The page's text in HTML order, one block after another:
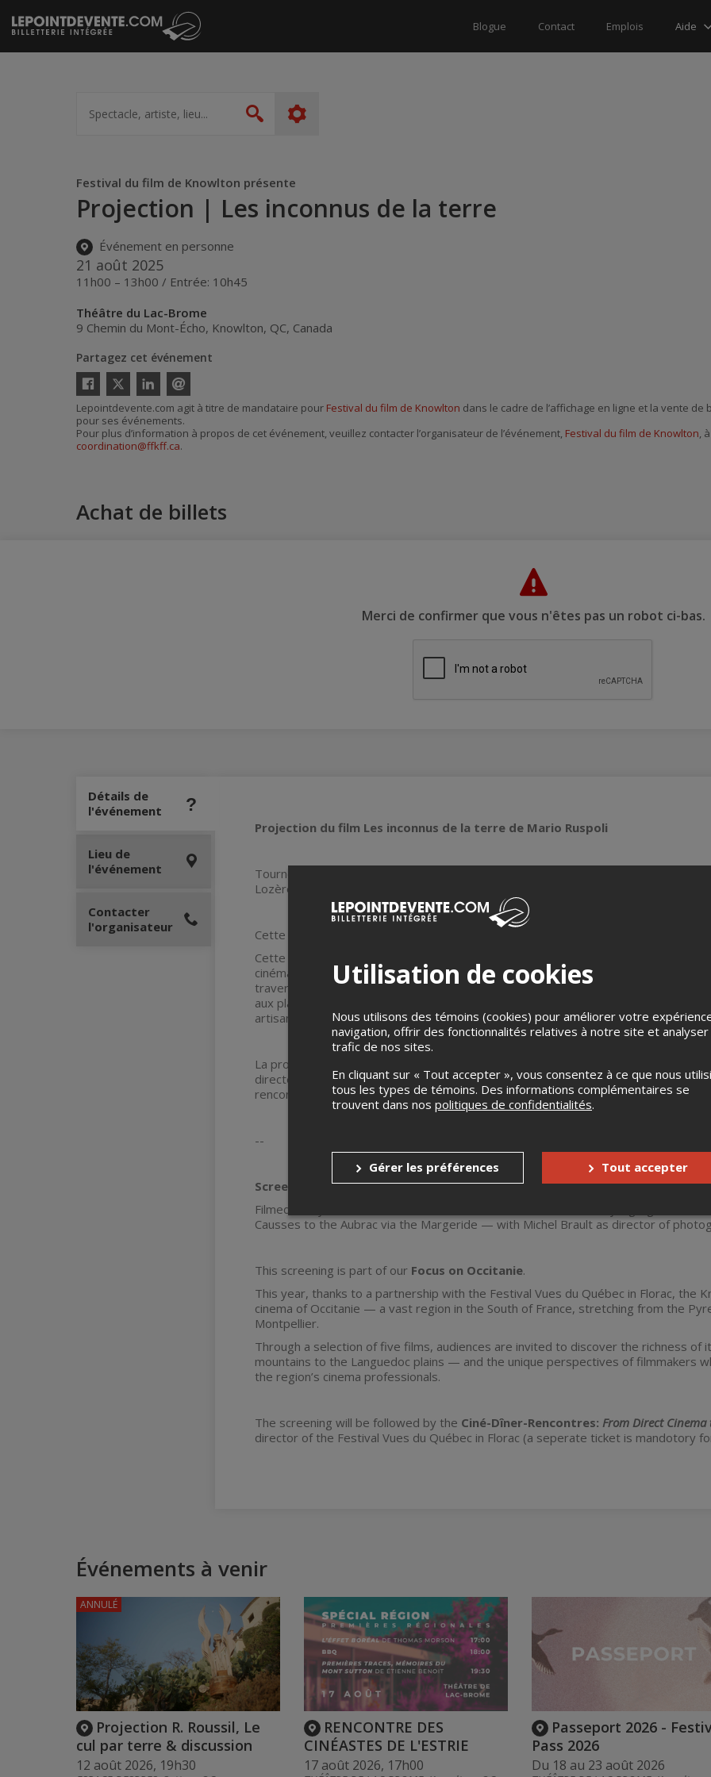
Passer
au
contenu
Blogue Contact Emplois Aide
artiste,
lieu...
Rechercher
Festival du film de Knowlton présente
Projection | Les inconnus de la terre
Événement en personne
21 août 2025
11h00 – 13h00 / Entrée: 10h45
Théâtre du Lac-Brome
9 Chemin du Mont-Écho, Knowlton, QC, Canada
Partagez cet événement
Facebook
Twitter
LinkedinEnvoyer
par
courriel
Lepointdevente.com agit à titre de mandataire pour Festival du film de Knowlton dans le cadre de l’affichage en ligne et la vente de
pour ses événements.
Pour plus d’information à propos de cet événement, veuillez contacter l’organisateur de l’événement, Festival du film de Knowlton , à
coordination@ffkff.ca.
Achat de billets
Merci de confirmer que vous n'êtes pas un robot ci-bas.
Détails de
l'événement
Projection du film Les inconnus de la terre de Mario Ruspoli
Tourné deux ans avant
, ce documentaire met en lumière
Lozère — des Causses à l’Aubrac en passant par la Margeride — avec Michel
Cette projection fait partie de notre Focus sur l'occitanie.
Cette année, grâce à un partenariat avec le Festival Vues du Québec à Florac, le
cinéma de l’Occitanie, une grande région du Sud de la France, des Pyrénées aux
travers une sélection de cinq films, le public est invité à découvrir la diversité de
aux plaines du Languedoc — ainsi que les perspectives de cinéastes qui les ont
artisans du cinéma de la région.
La projection sera suivie du Ciné-dîner-Rencontres :
directeur du Festival Vues du Québec à Florac. (Un billet supplémentaire est
rencontres)
--
Screening of the filmLes inconnus de la terreby Mario Ruspoli
Filmed two years before
, this documentary highlights
Causses to the Aubrac via the Margeride — with Michel Brault as director of
This screening is part of our Focus on Occitanie.
This year, thanks to a partnership with the Festival Vues du Québec in Florac, the
cinema of Occitanie — a vast region in the South of France, stretching from the
Montpellier.
Through a selection of five films, audiences are invited to discover the richness
mountains to the Languedoc plains — and the unique perspectives of filmmakers
the region’s cinema professionals.
The screening will be followed by the Ciné-Dîner-Rencontres: From Direct
director of the Festival Vues du Québec in Florac (a seperate ticket is mandotory
Lieu de
l'événement
Contacter
l'organisateur
Événements à venir
Projection R. Roussil, Le
cul par terre & discussion
12 août 2026, 19h30
ANNULÉ
RENCONTRE DES
CINÉASTES DE L'ESTRIE
17 août 2026, 17h00
Passeport 2026 -
Pass 2026
Du 18 au 23 août 2026
Utilisation de cookies
Nous utilisons des témoins (cookies) pour améliorer votre
navigation, offrir des fonctionnalités relatives à notre site et analyser
trafic de nos sites.
En cliquant sur « Tout accepter », vous consentez à ce que nous
tous les types de témoins. Des informations complémentaires se
trouvent dans nos politiques de confidentialités.
Gérer les préférences Tout accepter